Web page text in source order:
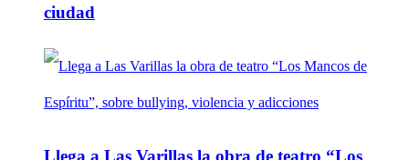
ciudad
Llega a Las Varillas la obra de teatro “Los